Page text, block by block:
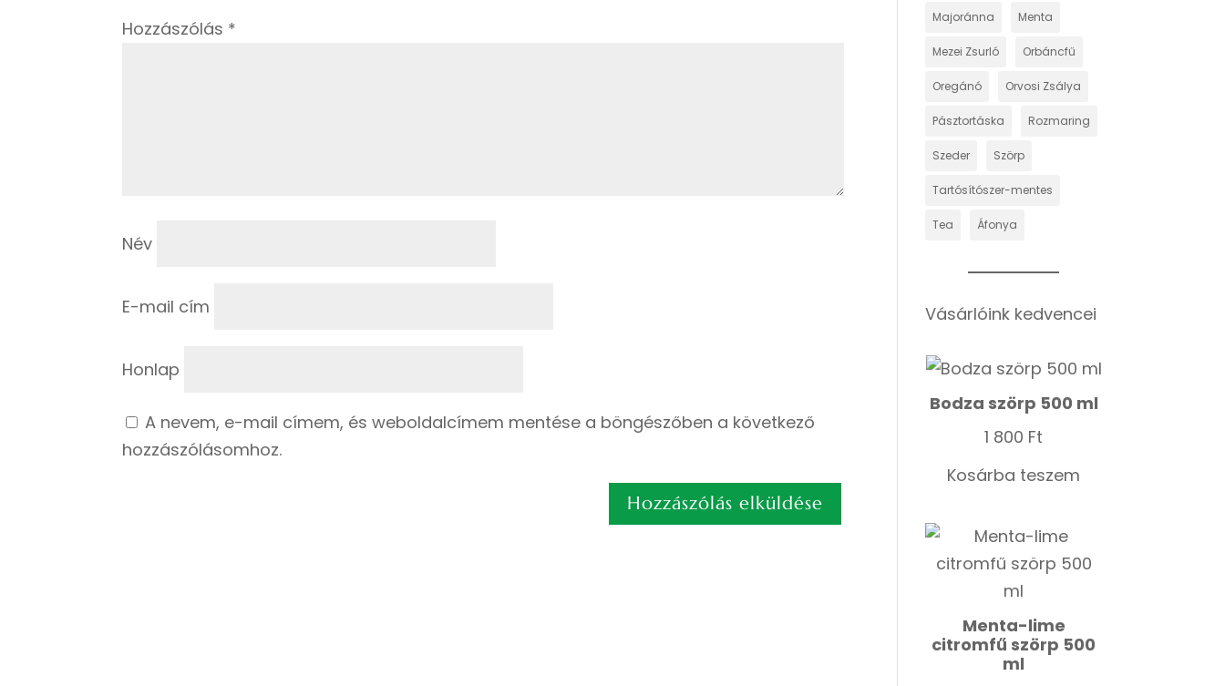
Hozzászólás *
Név
E-mail cím
Honlap
A nevem, e-mail címem, és weboldalcímem mentése a böngészőben a következő
hozzászólásomhoz.
Majoránna Menta
Mezei Zsurló Orbáncfű
Oregánó Orvosi Zsálya
Pásztortáska Rozmaring
Szeder Szörp
Tartósítószer-mentes
Tea Áfonya
Vásárlóink kedvencei
Bodza szörp 500 ml
1 800 Ft
Kosárba teszem
Menta-lime
citromfű szörp 500
ml